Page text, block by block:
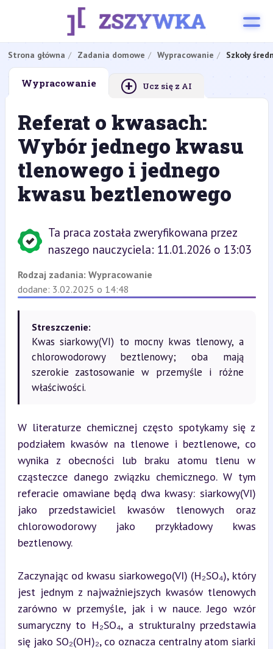
Strona główna Zadania domowe Wypracowanie Szkoły
Wypracowanie + Ucz się z AI
Referat o kwasach:
Wybór jednego kwasu
tlenowego i jednego
kwasu beztlenowego
Ta praca została zweryfikowana przez
naszego nauczyciela: 11.01.2026 o 13:03
Rodzaj zadania: Wypracowanie
dodane: 3.02.2025 o 14:48
Streszczenie:
Kwas siarkowy(VI) to mocny kwas tlenowy, a
chlorowodorowy beztlenowy; oba mają
szerokie zastosowanie w przemyśle i różne
właściwości.
W literaturze chemicznej często spotykamy się z
podziałem kwasów na tlenowe i beztlenowe, co
wynika z obecności lub braku atomu tlenu w
cząsteczce danego związku chemicznego. W tym
referacie omawiane będą dwa kwasy: siarkowy(VI)
jako przedstawiciel kwasów tlenowych oraz
chlorowodorowy jako przykładowy kwas
beztlenowy.
Zaczynając od kwasu siarkowego(VI) (H₂SO₄), który
jest jednym z najważniejszych kwasów tlenowych
zarówno w przemyśle, jak i w nauce. Jego wzór
sumaryczny to H₂SO₄, a strukturalny przedstawia
się jako SO₂(OH)₂, co oznacza centralny atom siarki